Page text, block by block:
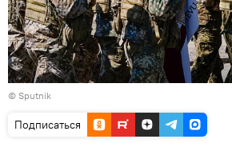
© Sputnik
Подписаться